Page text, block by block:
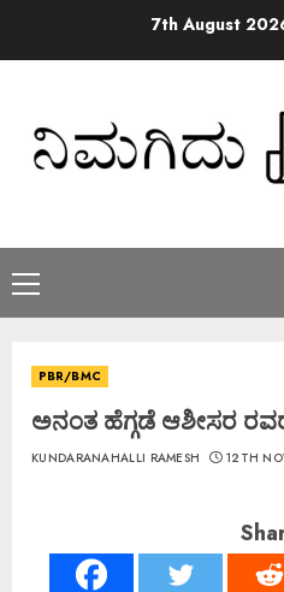
7th August
PBR/BMC
ಅನಂತ ಹೆಗ್ಗಡೆ ಆಶೀಸರ
KUNDARANAHALLI RAMESH 12TH